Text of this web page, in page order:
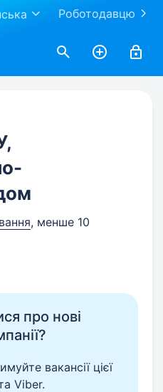
Роботодавцю
, менше 10
про нові
вакансії цієї
Viber.